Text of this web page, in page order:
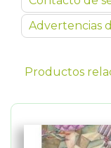
Advertencias
Productos